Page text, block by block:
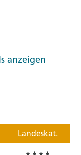
anzeigen
Landeskat.